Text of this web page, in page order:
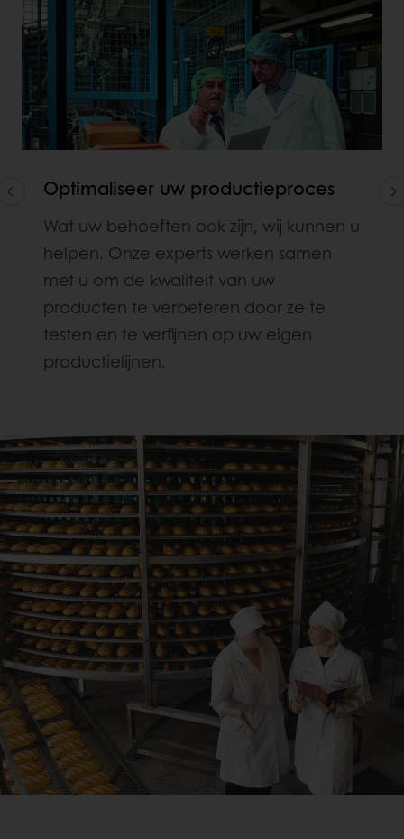
Optimaliseer uw productieproces
Wat uw behoeften ook zijn, wij kunnen u
helpen. Onze experts werken samen
met u om de kwaliteit van uw
producten te verbeteren door ze te
testen en te verfijnen op uw eigen
productielijnen.